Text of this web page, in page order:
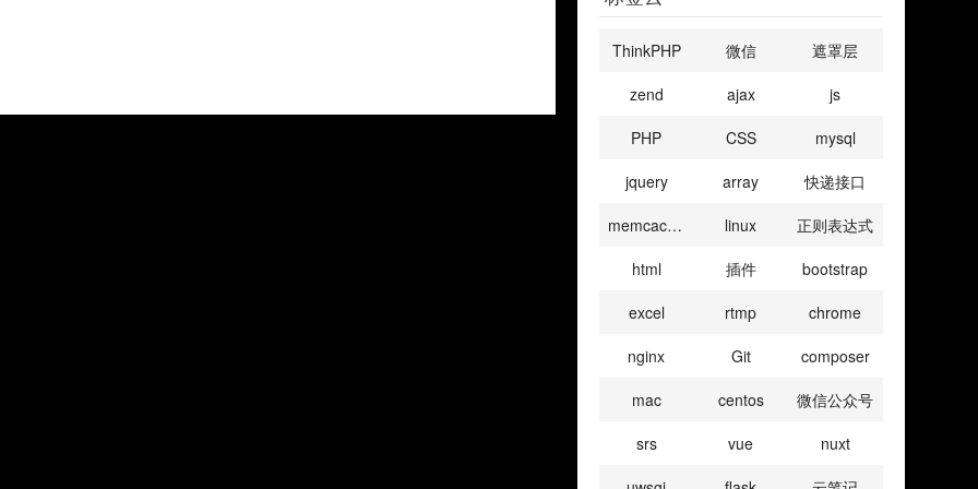
ThinkPHP 微信
遮罩层
zend
ajax
js
PHP
CSS
mysql
jquery
array
快递接口
memcached
linux
正则表达式
html
插件
bootstrap
excel
rtmp
chrome
nginx
Git
composer
mac
centos
微信公众号
srs
vue
nuxt